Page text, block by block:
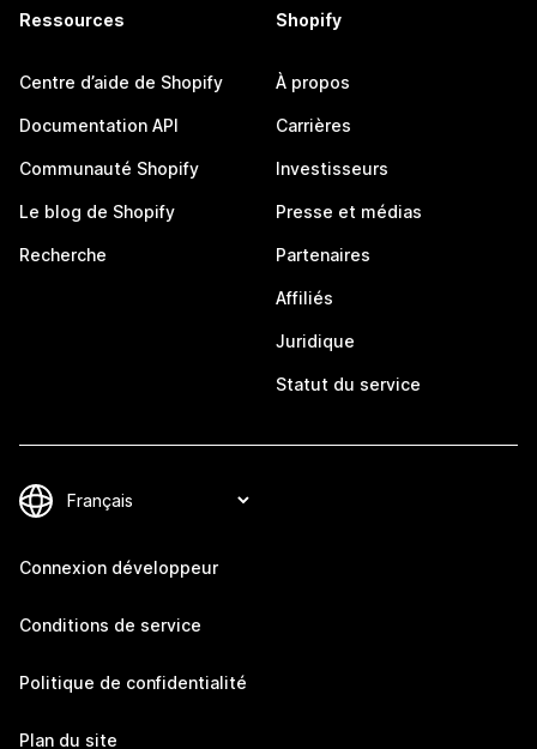
Ressources
Centre d’aide de Shopify
Documentation API
Communauté Shopify
Le blog de Shopify
Recherche
Shopify
À propos
Carrières
Investisseurs
Presse et médias
Partenaires
Affiliés
Juridique
Statut du service
Connexion développeur
Conditions de service
Politique de confidentialité
Plan du site